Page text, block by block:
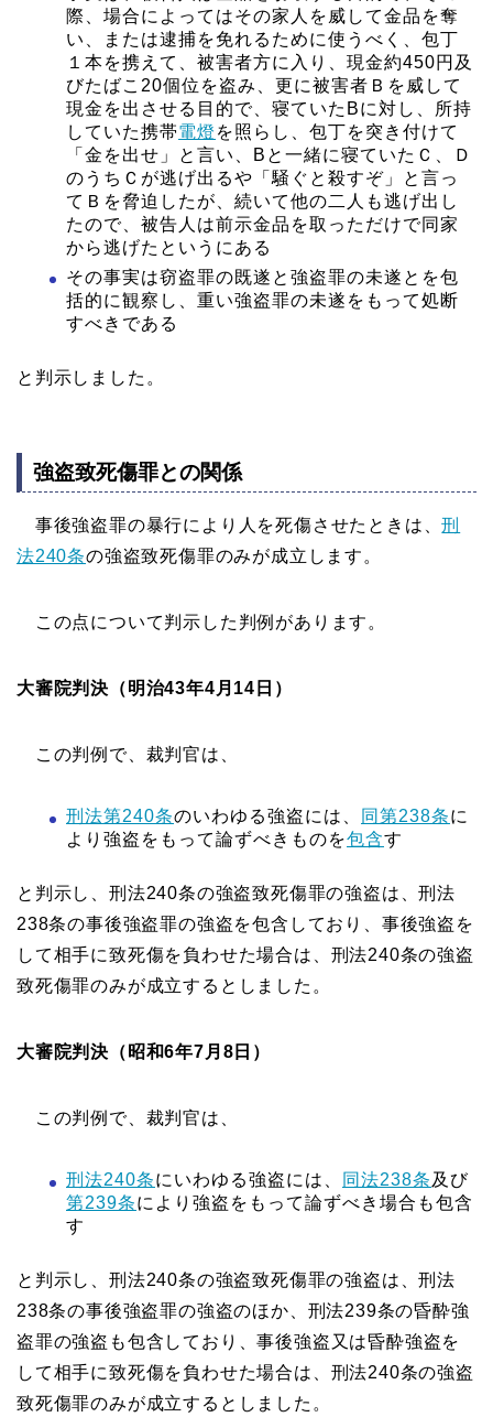
際、場合によってはその家人を威して金品を奪
い、または逮捕を免れるために使うべく、包丁
１本を携えて、被害者方に入り、現金約450円及
びたばこ20個位を盗み、更に被害者Ｂを威して
現金を出させる目的で、寝ていたBに対し、所持
していた携帯電燈 を照らし、包丁を突き付けて
「金を出せ」と言い、Bと一緒に寝ていたＣ、Ｄ
のうちＣが逃げ出るや「騒ぐと殺すぞ」と言っ
てＢを脅迫したが、続いて他の二人も逃げ出し
たので、被告人は前示金品を取っただけで同家
から逃げたというにある
その事実は窃盗罪の既遂と強盗罪の未遂とを包
括的に観察し、重い強盗罪の未遂をもって処断
すべきである
と判示しました。
強盗致死傷罪との関係
事後強盗罪の暴行により人を死傷させたときは、刑
法240条の強盗致死傷罪のみが成立します。
この点について判示した判例があります。
大審院判決（明治43年4月14日）
この判例で、裁判官は、
刑法第240条のいわゆる強盗には、 同第238条に
より強盗をもって論ずべきものを包含す
と判示し、刑法240条の強盗致死傷罪の強盗は、刑法
238条の事後強盗罪の強盗を包含しており、事後強盗を
して相手に致死傷を負わせた場合は、刑法240条の強盗
致死傷罪のみが成立するとしました。
大審院判決（昭和6年7月8日）
この判例で、裁判官は、
刑法240条にいわゆる強盗には、 同法238条 及び
第239条により強盗をもって論ずべき場合も包含
す
と判示し、刑法240条の強盗致死傷罪の強盗は、刑法
238条の事後強盗罪の強盗のほか、刑法239条の昏酔強
盗罪の強盗も包含しており、事後強盗又は昏酔強盗を
して相手に致死傷を負わせた場合は、刑法240条の強盗
致死傷罪のみが成立するとしました。